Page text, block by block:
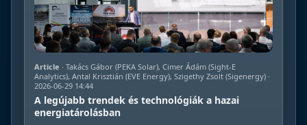
Article · Takács Gábor (PEKA Solar), Cimer Ádám (Sight-E
Analytics), Antal Krisztián (EVE Energy), Szigethy Zsolt (Sigenergy) ·
2026-06-29 14:44
A legújabb trendek és technológiák a hazai
energiatárolásban